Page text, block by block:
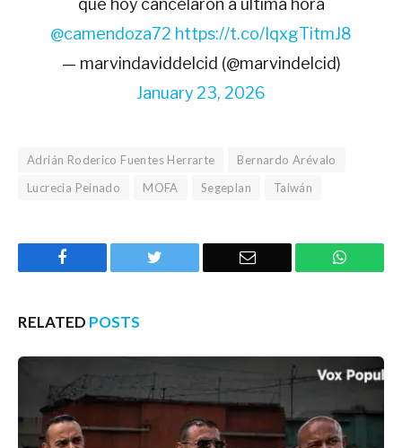
que hoy cancelaron a última hora
@camendoza72 https://t.co/IqxgTitmJ8
— marvindaviddelcid (@marvindelcid)
January 23, 2026
Adrián Roderico Fuentes Herrarte
Bernardo Arévalo
Lucrecia Peinado
MOFA Segeplan Taiwán
Email
RELATED POSTS